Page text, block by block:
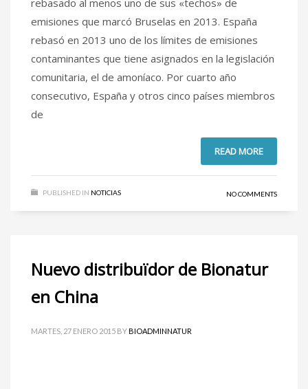
rebasado al menos uno de sus «techos» de
emisiones que marcó Bruselas en 2013. España
rebasó en 2013 uno de los límites de emisiones
contaminantes que tiene asignados en la legislación
comunitaria, el de amoníaco. Por cuarto año
consecutivo, España y otros cinco países miembros
de
READ MORE
PUBLISHED IN NOTICIAS NO COMMENTS
Nuevo distribuïdor de Bionatur
en China
MARTES, 27 ENERO 2015 BYBIOADMINNATUR